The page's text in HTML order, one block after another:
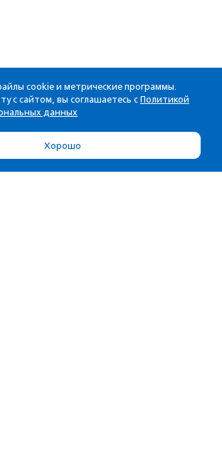
cookie и метрические программы.
с сайтом, вы соглашаетесь с Политикой
данных
Хорошо